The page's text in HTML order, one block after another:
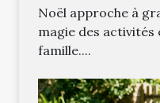
enfants ?
Noël approche à
magie des
famille....